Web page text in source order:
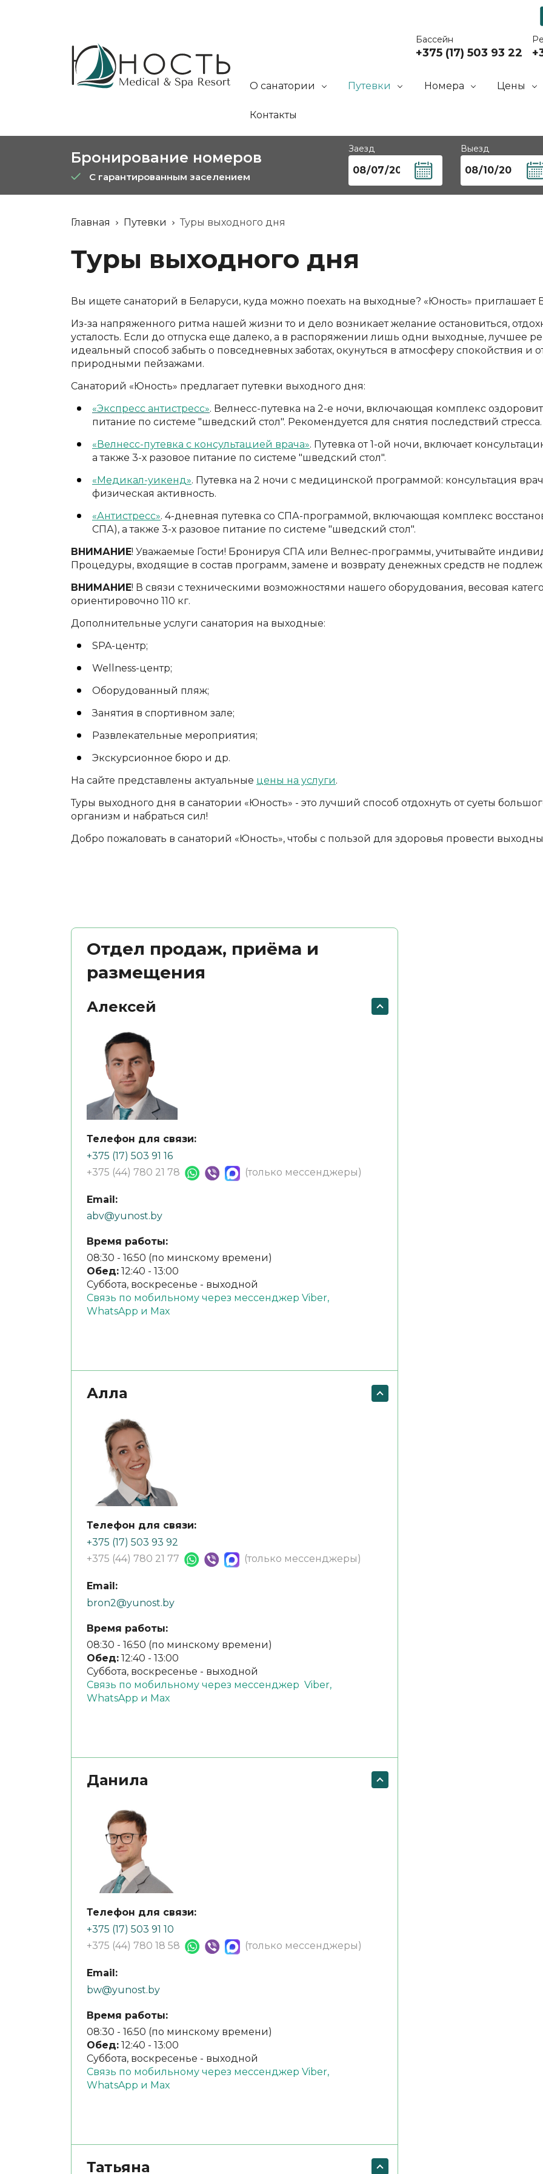
Бассейн
+375 (17) 503 93 22
О санатории Путевки Номера Цены
Контакты
Бронирование номеров
С гарантированным заселением
Заезд Выезд
Главная Путевки Туры выходного дня
Туры выходного дня
Вы ищете санаторий в Беларуси, куда можно поехать на выходные? «Юность» приглашает
Из-за напряженного ритма нашей жизни то и дело возникает желание остановиться,
усталость. Если до отпуска еще далеко, а в распоряжении лишь одни выходные, лучшее
идеальный способ забыть о повседневных заботах, окунуться в атмосферу спокойствия и
природными пейзажами.
Санаторий «Юность» предлагает путевки выходного дня:
«Экспресс антистресс». Велнесс-путевка на 2-е ночи, включающая комплекс
питание по системе "шведский стол". Рекомендуется для снятия последствий стресса.
«Велнесс-путевка с консультацией врача». Путевка от 1-ой ночи, включает
а также 3-х разовое питание по системе "шведский стол".
«Медикал-уикенд». Путевка на 2 ночи с медицинской программой: консультация
физическая активность.
«Антистресс». 4-дневная путевка со СПА-программой, включающая комплекс
СПА), а также 3-х разовое питание по системе "шведский стол".
ВНИМАНИЕ! Уважаемые Гости! Бронируя СПА или Велнес-программы, учитывайте
Процедуры, входящие в состав программ, замене и возврату денежных средств не
ВНИМАНИЕ! В связи с техническими возможностями нашего оборудования, весовая
ориентировочно 110 кг.
Дополнительные услуги санатория на выходные:
SPA-центр;
Wellness-центр;
Оборудованный пляж;
Занятия в спортивном зале;
Развлекательные мероприятия;
Экскурсионное бюро и др.
На сайте представлены актуальные цены на услуги.
Туры выходного дня в санатории «Юность» - это лучший способ отдохнуть от суеты
организм и набраться сил!
Добро пожаловать в санаторий «Юность», чтобы с пользой для здоровья провести
Отдел продаж, приёма и
размещения
Алексей
Телефон для связи:
+375 (17) 503 91 16
+375 (44) 780 21 78
(только мессенджеры)
Email:
abv@yunost.by
Время работы:
08:30 - 16:50 (по минскому времени)
Обед: 12:40 - 13:00
Суббота, воскресенье - выходной
Связь по мобильному через мессенджер Viber,
WhatsApp и Max
Алла
Телефон для связи:
+375 (17) 503 93 92
+375 (44) 780 21 77
(только мессенджеры)
Email:
bron2@yunost.by
Время работы:
08:30 - 16:50 (по минскому времени)
Обед: 12:40 - 13:00
Суббота, воскресенье - выходной
Связь по мобильному через мессенджер Viber,
WhatsApp и Max
Данила
Телефон для связи:
+375 (17) 503 91 10
+375 (44) 780 18 58
(только мессенджеры)
Email:
bw@yunost.by
Время работы:
08:30 - 16:50 (по минскому времени)
Обед: 12:40 - 13:00
Суббота, воскресенье - выходной
Связь по мобильному через мессенджер Viber,
WhatsApp и Max
Татьяна